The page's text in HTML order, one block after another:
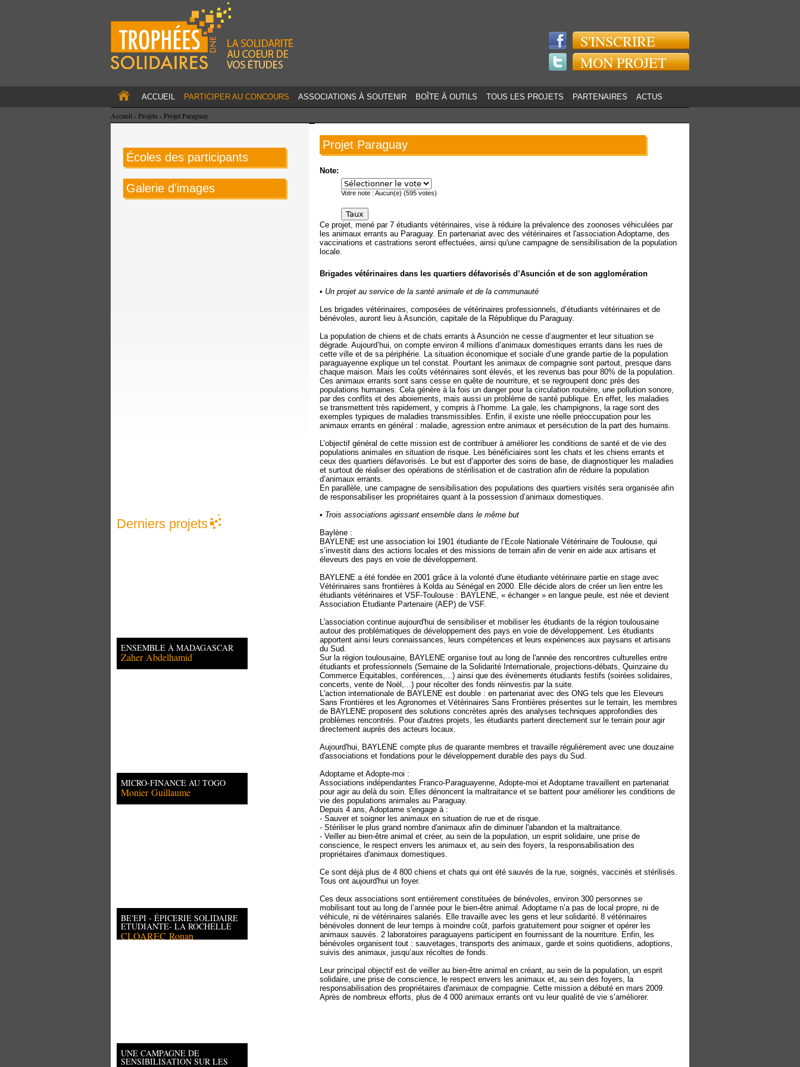
S'INSCRIRE
MON PROJET
ACCUEIL PARTICIPER AU CONCOURS ASSOCIATIONS À SOUTENIR BOÎTE À OUTILS TOUS LES PROJETS PARTENAIRES ACTUS
Accueil › Projets › Projet Paraguay
Écoles des participants
Galerie d'images
Projet Paraguay
Note:
Votre note :Aucun(e) (595 votes)
Ce projet, mené par 7 étudiants vétérinaires, vise à réduire la prévalence des zoonoses véhiculées par
les animaux errants au Paraguay. En partenariat avec des vétérinaires et l'association Adoptame, des
vaccinations et castrations seront effectuées, ainsi qu'une campagne de sensibilisation de la population
locale.
Brigades vétérinaires dans les quartiers défavorisés d’Asunción et de son agglomération
• Un projet au service de la santé animale et de la communauté
Les brigades vétérinaires, composées de vétérinaires professionnels, d’étudiants vétérinaires et de
bénévoles, auront lieu à Asunción, capitale de la République du Paraguay.
La population de chiens et de chats errants à Asunción ne cesse d’augmenter et leur situation se
dégrade. Aujourd’hui, on compte environ 4 millions d’animaux domestiques errants dans les rues de
cette ville et de sa périphérie. La situation économique et sociale d’une grande partie de la population
paraguayenne explique un tel constat. Pourtant les animaux de compagnie sont partout, presque dans
chaque maison. Mais les coûts vétérinaires sont élevés, et les revenus bas pour 80% de la population.
Ces animaux errants sont sans cesse en quête de nourriture, et se regroupent donc près des
populations humaines. Cela génère à la fois un danger pour la circulation routière, une pollution sonore,
par des conflits et des aboiements, mais aussi un problème de santé publique. En effet, les maladies
se transmettent très rapidement, y compris à l’homme. La gale, les champignons, la rage sont des
exemples typiques de maladies transmissibles. Enfin, il existe une réelle préoccupation pour les
animaux errants en général : maladie, agression entre animaux et persécution de la part des humains.
L’objectif général de cette mission est de contribuer à améliorer les conditions de santé et de vie des
populations animales en situation de risque. Les bénéficiaires sont les chats et les chiens errants et
ceux des quartiers défavorisés. Le but est d’apporter des soins de base, de diagnostiquer les maladies
et surtout de réaliser des opérations de stérilisation et de castration afin de réduire la population
d’animaux errants.
En parallèle, une campagne de sensibilisation des populations des quartiers visités sera organisée afin
de responsabiliser les propriétaires quant à la possession d’animaux domestiques.
• Trois associations agissant ensemble dans le même but
Baylène :
BAYLENE est une association loi 1901 étudiante de l’Ecole Nationale Vétérinaire de Toulouse, qui
s’investit dans des actions locales et des missions de terrain afin de venir en aide aux artisans et
éleveurs des pays en voie de développement.
BAYLENE a été fondée en 2001 grâce à la volonté d'une étudiante vétérinaire partie en stage avec
Vétérinaires sans frontières à Kolda au Sénégal en 2000. Elle décide alors de créer un lien entre les
étudiants vétérinaires et VSF-Toulouse : BAYLENE, « échanger » en langue peule, est née et devient
Association Etudiante Partenaire (AEP) de VSF.
L'association continue aujourd'hui de sensibiliser et mobiliser les étudiants de la région toulousaine
autour des problématiques de développement des pays en voie de développement. Les étudiants
apportent ainsi leurs connaissances, leurs compétences et leurs expériences aux paysans et artisans
du Sud.
Sur la région toulousaine, BAYLENE organise tout au long de l'année des rencontres culturelles entre
étudiants et professionnels (Semaine de la Solidarité Internationale, projections-débats, Quinzaine du
Commerce Equitables, conférences,...) ainsi que des évènements étudiants festifs (soirées solidaires,
concerts, vente de Noël,...) pour récolter des fonds réinvestis par la suite.
L'action internationale de BAYLENE est double : en partenariat avec des ONG tels que les Eleveurs
Sans Frontières et les Agronomes et Vétérinaires Sans Frontières présentes sur le terrain, les membres
de BAYLENE proposent des solutions concrètes après des analyses techniques approfondies des
problèmes rencontrés. Pour d'autres projets, les étudiants partent directement sur le terrain pour agir
directement auprès des acteurs locaux.
Aujourd'hui, BAYLENE compte plus de quarante membres et travaille régulièrement avec une douzaine
d'associations et fondations pour le développement durable des pays du Sud.
Adoptame et Adopte-moi :
Associations indépendantes Franco-Paraguayenne, Adopte-moi et Adoptame travaillent en partenariat
pour agir au delà du soin. Elles dénoncent la maltraitance et se battent pour améliorer les conditions de
vie des populations animales au Paraguay.
Depuis 4 ans, Adoptame s'engage à :
- Sauver et soigner les animaux en situation de rue et de risque.
- Stériliser le plus grand nombre d'animaux afin de diminuer l'abandon et la maltraitance.
- Veiller au bien-être animal et créer, au sein de la population, un esprit solidaire, une prise de
conscience, le respect envers les animaux et, au sein des foyers, la responsabilisation des
propriétaires d'animaux domestiques.
Ce sont déjà plus de 4 800 chiens et chats qui ont été sauvés de la rue, soignés, vaccinés et stérilisés.
Tous ont aujourd'hui un foyer.
Ces deux associations sont entièrement constituées de bénévoles, environ 300 personnes se
mobilisant tout au long de l’année pour le bien-être animal. Adoptame n’a pas de local propre, ni de
véhicule, ni de vétérinaires salariés. Elle travaille avec les gens et leur solidarité. 8 vétérinaires
bénévoles donnent de leur temps à moindre coût, parfois gratuitement pour soigner et opérer les
animaux sauvés. 2 laboratoires paraguayens participent en fournissant de la nourriture. Enfin, les
bénévoles organisent tout : sauvetages, transports des animaux, garde et soins quotidiens, adoptions,
suivis des animaux, jusqu’aux récoltes de fonds.
Leur principal objectif est de veiller au bien-être animal en créant, au sein de la population, un esprit
solidaire, une prise de conscience, le respect envers les animaux et, au sein des foyers, la
responsabilisation des propriétaires d'animaux de compagnie. Cette mission a débuté en mars 2009.
Après de nombreux efforts, plus de 4 000 animaux errants ont vu leur qualité de vie s’améliorer.
Derniers projets
ENSEMBLE À MADAGASCAR
Zaher Abdelhamid
MICRO-FINANCE AU TOGO
Monier Guillaume
BE'EPI - ÉPICERIE SOLIDAIRE
ETUDIANTE- LA ROCHELLE
CLOAREC Ronan
UNE CAMPAGNE DE
SENSIBILISATION SUR LES